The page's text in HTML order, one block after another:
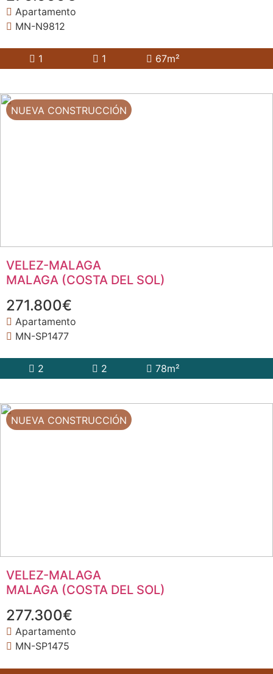
Apartamento
MN-N9812
1 1 67m²
NUEVA CONSTRUCCIÓN
VELEZ-MALAGA
MALAGA (COSTA DEL SOL)
271.800€
Apartamento
MN-SP1477
2 2 78m²
NUEVA CONSTRUCCIÓN
VELEZ-MALAGA
MALAGA (COSTA DEL SOL)
277.300€
Apartamento
MN-SP1475